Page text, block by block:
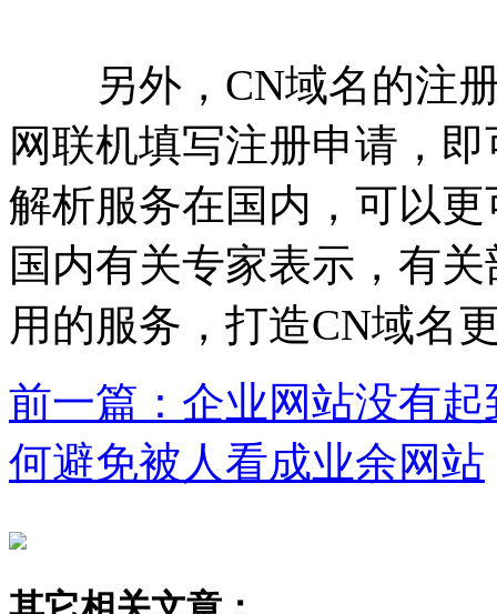
另外，CN域名的注册
网联机填写注册申请，
解析服务在国内，可以
国内有关专家表示，有
用的服务，打造CN域名
前一篇：企业网站没有
何避免被人看成业余网站